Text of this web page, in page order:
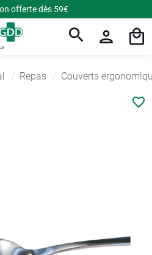
offerte dès 59€
Repas Couverts